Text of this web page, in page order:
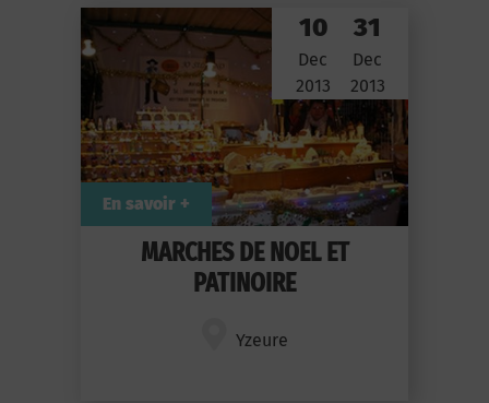
MARCHES DE NOEL ET
PATINOIRE
Yzeure
10
Dec
2013
31
Dec
2013
En savoir +